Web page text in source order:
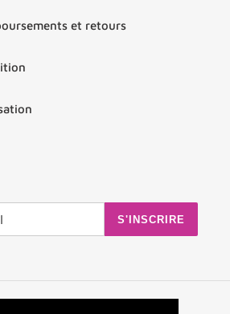
et retours
S'INSCRIRE